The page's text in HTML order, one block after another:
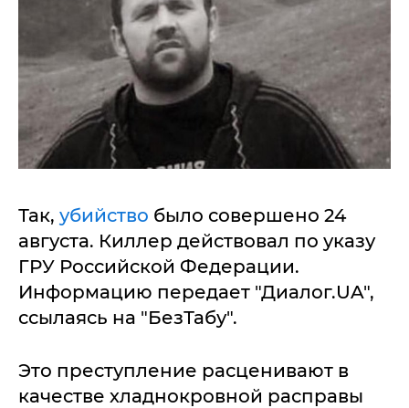
Так, убийство было совершено 24
августа. Киллер действовал по указу
ГРУ Российской Федерации.
Информацию передает "Диалог.UA",
ссылаясь на "БезТабу".
Это преступление расценивают в
качестве хладнокровной расправы